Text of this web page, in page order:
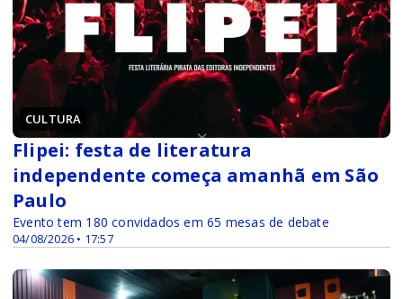
CULTURA
04/08/2026 • 17:57
Flipei: festa de literatura
independente começa amanhã em São
Paulo
Evento tem 180 convidados em 65 mesas de debate